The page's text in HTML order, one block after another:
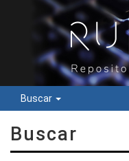
Buscar
Buscar